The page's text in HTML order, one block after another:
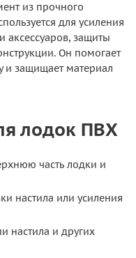
из прочного
для усиления
аксессуаров, защиты
Он помогает
и защищает материал
лодок ПВХ
часть лодки и
настила или усиления
настила и других